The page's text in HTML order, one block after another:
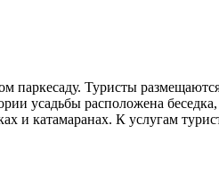
паркесаду. Туристы
усадьбы расположена
и катамаранах. К услугам